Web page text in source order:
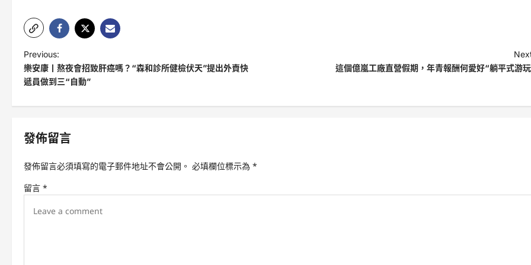
P
o
t
n
a
v
i
Previous:
樂安康丨熬夜會招致肝癌嗎？“森和診所健檢伏天”提出外賣快
遞員做到三“自動”
這個億嵐工廠直營假期，年青報酬何愛好“躺平式游
發佈留言
發佈留言必須填寫的電子郵件地址不會公開。 必填欄位標示為 *
留言 *